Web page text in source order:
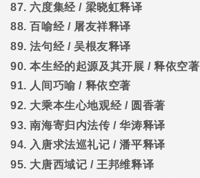
87. 六度集经/ 梁晓虹释译
88.百喻经/ 屠友祥释译
89.法句经/吴根友释译
90.本生经的起源及其开展 /释依空著
91. 人间巧喻 / 释依空著
92. 大乘本生心地观经/ 圆香著
93.南海寄归内法传 /华涛释译
94. 入唐求法巡礼记 /潘平释译
95. 大唐西域记 / 王邦维释译